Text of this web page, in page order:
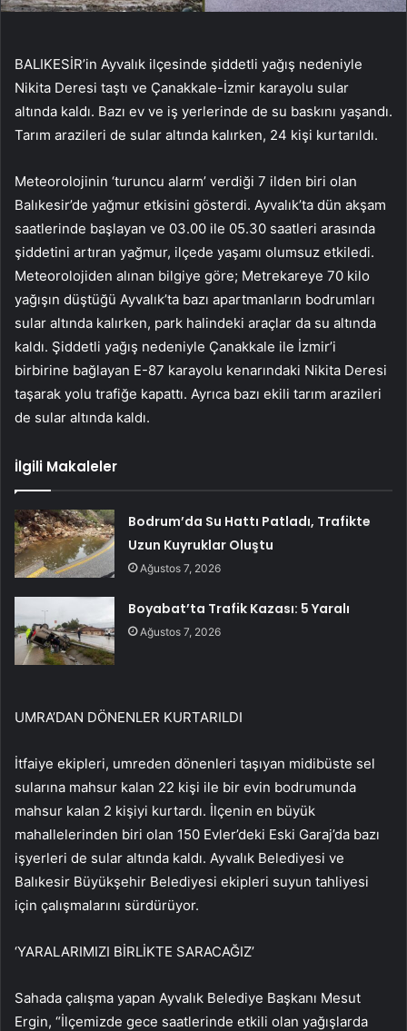
BALIKESİR’in Ayvalık ilçesinde şiddetli yağış nedeniyle
Nikita Deresi taştı ve Çanakkale-İzmir karayolu sular
altında kaldı. Bazı ev ve iş yerlerinde de su baskını yaşandı.
Tarım arazileri de sular altında kalırken, 24 kişi kurtarıldı.
Meteorolojinin ‘turuncu alarm’ verdiği 7 ilden biri olan
Balıkesir’de yağmur etkisini gösterdi. Ayvalık’ta dün akşam
saatlerinde başlayan ve 03.00 ile 05.30 saatleri arasında
şiddetini artıran yağmur, ilçede yaşamı olumsuz etkiledi.
Meteorolojiden alınan bilgiye göre; Metrekareye 70 kilo
yağışın düştüğü Ayvalık’ta bazı apartmanların bodrumları
sular altında kalırken, park halindeki araçlar da su altında
kaldı. Şiddetli yağış nedeniyle Çanakkale ile İzmir’i
birbirine bağlayan E-87 karayolu kenarındaki Nikita Deresi
taşarak yolu trafiğe kapattı. Ayrıca bazı ekili tarım arazileri
de sular altında kaldı.
İlgili Makaleler
Bodrum’da Su Hattı Patladı, Trafikte
Uzun Kuyruklar Oluştu
Ağustos 7, 2026
Boyabat’ta Trafik Kazası: 5 Yaralı
Ağustos 7, 2026
UMRA’DAN DÖNENLER KURTARILDI
İtfaiye ekipleri, umreden dönenleri taşıyan midibüste sel
sularına mahsur kalan 22 kişi ile bir evin bodrumunda
mahsur kalan 2 kişiyi kurtardı. İlçenin en büyük
mahallelerinden biri olan 150 Evler’deki Eski Garaj’da bazı
işyerleri de sular altında kaldı. Ayvalık Belediyesi ve
Balıkesir Büyükşehir Belediyesi ekipleri suyun tahliyesi
için çalışmalarını sürdürüyor.
‘YARALARIMIZI BİRLİKTE SARACAĞIZ’
Sahada çalışma yapan Ayvalık Belediye Başkanı Mesut
Ergin, “İlçemizde gece saatlerinde etkili olan yağışlarda